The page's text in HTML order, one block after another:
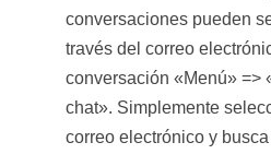
conversaciones pueden
través del correo
conversación «Menú» =>
chat». Simplemente
correo electrónico y